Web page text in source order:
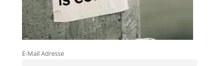
E-Mail Adresse